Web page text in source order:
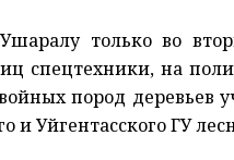
только во
спецтехники, на
пород деревьев
Уйгентасского ГУ